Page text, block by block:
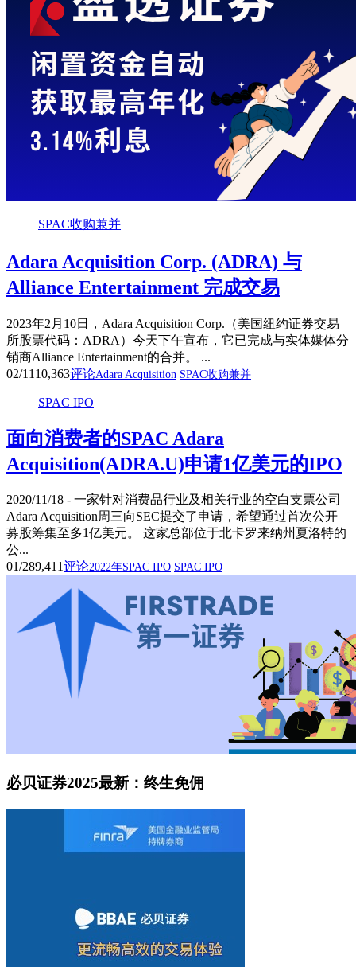
SPAC收购兼并
Adara Acquisition Corp. (ADRA) 与
Alliance Entertainment 完成交易
2023年2月10日，Adara Acquisition Corp.（美国纽约证券交易
所股票代码：ADRA）今天下午宣布，它已完成与实体媒体分
销商Alliance Entertainment的合并。 ...
02/11 10,363评论Adara Acquisition SPAC收购兼并
SPAC IPO
面向消费者的SPAC Adara
Acquisition(ADRA.U)申请1亿美元的IPO
2020/11/18 - 一家针对消费品行业及相关行业的空白支票公司
Adara Acquisition周三向SEC提交了申请，希望通过首次公开
募股筹集至多1亿美元。 这家总部位于北卡罗来纳州夏洛特的
公...
01/289,411评论2022年SPAC IPO SPAC IPO
必贝证券2025最新：终生免佣